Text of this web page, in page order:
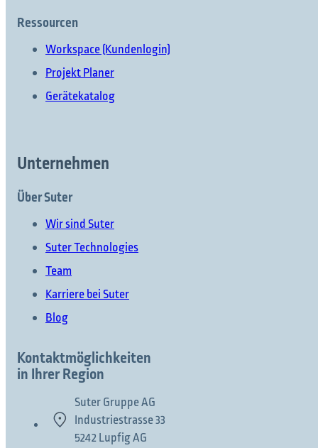
Ressourcen
Workspace (Kundenlogin)
Projekt Planer
Gerätekatalog
Unternehmen
Über Suter
Wir sind Suter
Suter Technologies
Team
Karriere bei Suter
Blog
Kontaktmöglichkeiten
in Ihrer Region
Suter Gruppe AG
Industriestrasse 33
5242 Lupfig AG